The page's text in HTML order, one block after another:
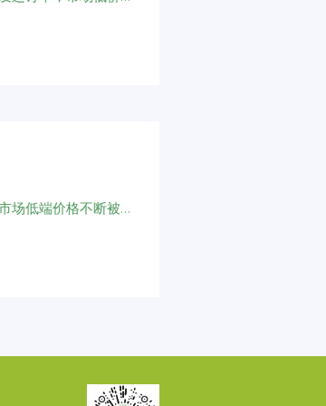
黄磷市场在供应端稳价信心不足与需求端持续压价的双重压力下，市场低端价格不断被打破，价格重心持续承压下行。下游企业虽有少量节前备货计划，但整体看空情绪较浓，部分企业延迟采购，部分企业入市压价询单，需求持续利空黄磷价格商谈。